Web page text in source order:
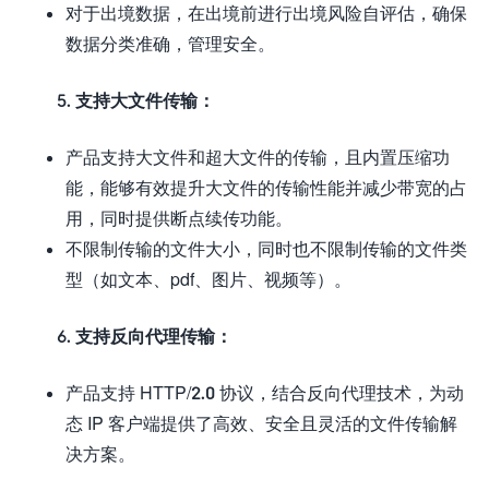
对于出境数据，在出境前进行出境风险自评估，确保
数据分类准确，管理安全。
5. 支持大文件传输：
产品支持大文件和超大文件的传输，且内置压缩功
能，能够有效提升大文件的传输性能并减少带宽的占
用，同时提供断点续传功能。
不限制传输的文件大小，同时也不限制传输的文件类
型（如文本、pdf、图片、视频等）。
6. 支持反向代理传输：
产品支持 HTTP/2.0 协议，结合反向代理技术，为动
态 IP 客户端提供了高效、安全且灵活的文件传输解
决方案。